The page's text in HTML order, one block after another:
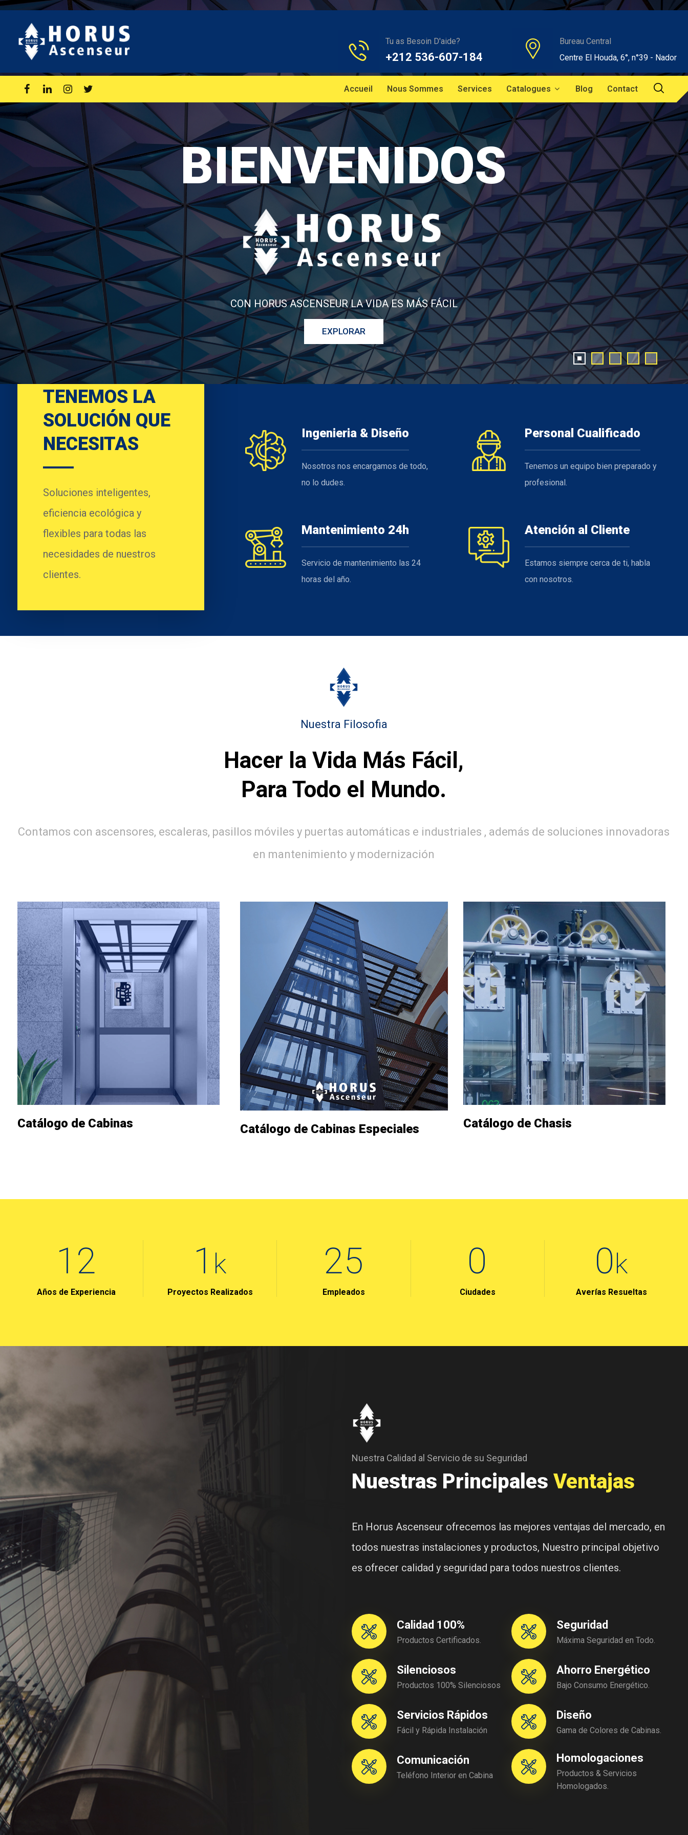
Tu as Besoin D'aide?
+212 536-607-184
Bureau Central
Centre El Houda, 6°, n°39 - Nador
Accueil Nous Sommes Services Catalogues Blog Contact
CONFIANZA & SERIEDAD
TENEMOS LA
SOLUCIÓN QUE
NECESITAS
Soluciones inteligentes,
eficiencia ecológica y
flexibles para todas las
necesidades de nuestros
clientes.
Ingenieria & Diseño
Nosotros nos encargamos de todo,
no lo dudes.
Personal Cualificado
Tenemos un equipo bien preparado y
profesional.
Mantenimiento 24h
Servicio de mantenimiento las 24
horas del año.
Atención al Cliente
Estamos siempre cerca de ti, habla
con nosotros.
Nuestra Filosofia
Hacer la Vida Más Fácil,
Para Todo el Mundo.
Contamos con ascensores, escaleras, pasillos móviles y puertas automáticas e industriales , además de soluciones innovadoras
en mantenimiento y modernización
Catálogo de Cabinas Catálogo de Cabinas Especiales Catálogo de Chasis
16
Años de Experiencia
1 k
Proyectos Realizados
72
Empleados
10
Ciudades
3k
Averías Resueltas
Nuestra Calidad al Servicio de su Seguridad
Nuestras Principales Ventajas
En Horus Ascenseur ofrecemos las mejores ventajas del mercado, en
todos nuestras instalaciones y productos, Nuestro principal objetivo
es ofrecer calidad y seguridad para todos nuestros clientes.
Calidad 100%
Productos Certificados.
Seguridad
Máxima Seguridad en Todo.
Silenciosos
Productos 100% Silenciosos
Ahorro Energético
Bajo Consumo Energético.
Servicios Rápidos
Fácil y Rápida Instalación
Diseño
Gama de Colores de Cabinas.
Comunicación
Teléfono Interior en Cabina
Homologaciones
Productos & Servicios
Homologados.